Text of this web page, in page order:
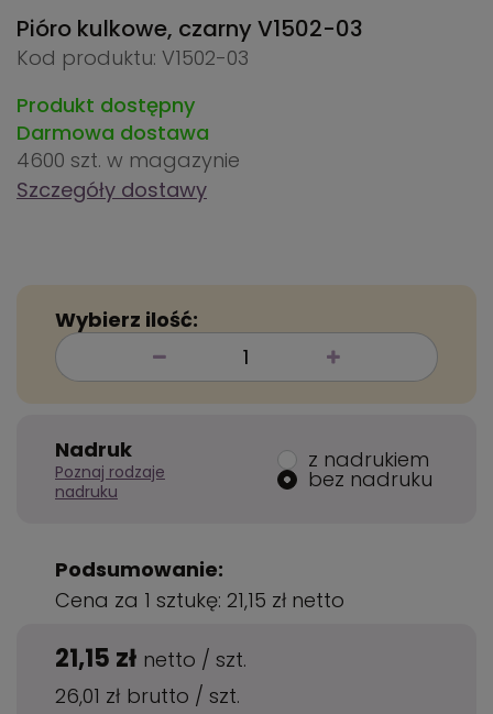
Pióro kulkowe, czarnyV1502-03
Kod produktu: V1502-03
Produkt dostępny
Darmowa dostawa
4600 szt. w magazynie
Szczegóły dostawy
Wybierz ilość:
Nadruk
Poznaj rodzaje
nadruku
z nadrukiem
bez nadruku
Podsumowanie:
Cena za 1 sztukę: 21,15 zł netto
21,15 zł netto / szt.
26,01 zł brutto / szt.